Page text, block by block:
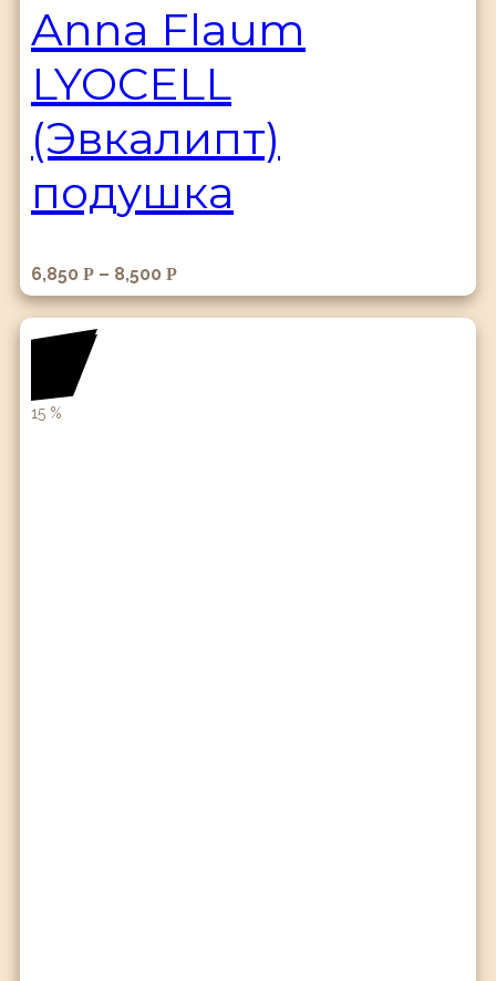
Anna Flaum
LYOCELL
(Эвкалипт)
подушка
6,850 Р – 8,500 Р
15 %